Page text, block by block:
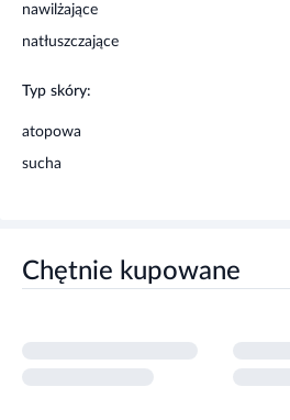
nawilżające
natłuszczające
Typ skóry:
atopowa
sucha
Chętnie kupowane